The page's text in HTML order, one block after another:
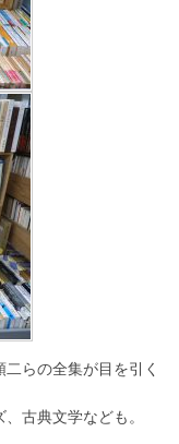
らの全集が目を引く
古典文学なども。